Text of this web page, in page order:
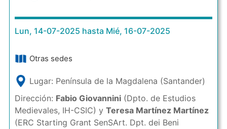
Lun, 14-07-2025 hasta Mié, 16-07-2025
Otras sedes
Lugar: Península de la Magdalena (Santander)
Dirección: Fabio Giovannini(Dpto. de Estudios
Medievales, IH-CSIC) y Teresa Martínez Martínez
(ERC Starting Grant SenSArt. Dpt. dei Beni